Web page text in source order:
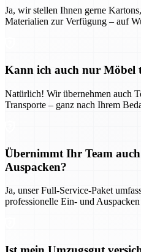
Ja, wir stellen Ihnen gerne
Materialien zur Verfügung – auf
Kann ich auch nur Möbel
Natürlich! Wir übernehmen auch
Transporte – ganz nach Ihrem
Übernimmt Ihr Team
Auspacken?
Ja, unser Full-Service-Paket
professionelle Ein- und